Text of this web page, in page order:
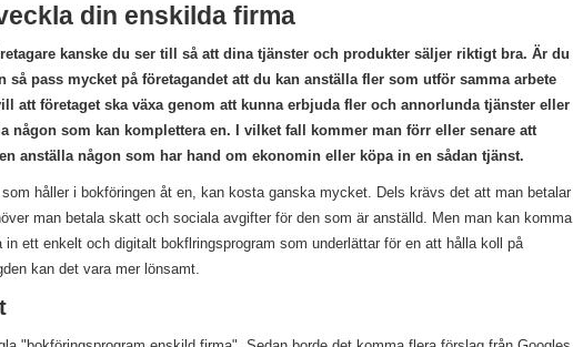
din enskilda firma
kanske du ser till så att dina tjänster och produkter säljer riktigt bra. Är du
så pass mycket på företagandet att du kan anställa fler som utför samma arbete
att företaget ska växa genom att kunna erbjuda fler och annorlunda tjänster eller
någon som kan komplettera en. I vilket fall kommer man förr eller senare att
anställa någon som har hand om ekonomin eller köpa in en sådan tjänst.
håller i bokföringen åt en, kan kosta ganska mycket. Dels krävs det att man betalar
man betala skatt och sociala avgifter för den som är anställd. Men man kan komma
in ett enkelt och digitalt bokflringsprogram som underlättar för en att hålla koll på
kan det vara mer lönsamt.